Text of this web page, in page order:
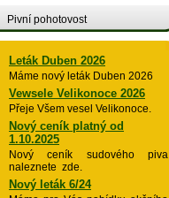
Pivní pohotovost
Leták Duben 2026
Máme nový leták Duben 2026
Vewsele Velikonoce 2026
Přeje Všem vesel Velikonoce.
Nový ceník platný od
1.10.2025
Nový ceník sudového piva
naleznete zde.
Nový leták 6/24